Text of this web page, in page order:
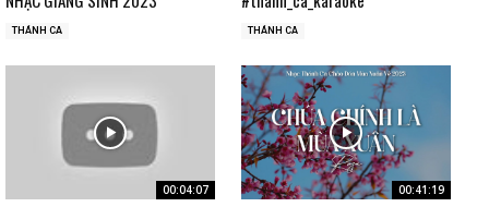
THÁNH CA THÁNH CA
00:04:07 00:41:19